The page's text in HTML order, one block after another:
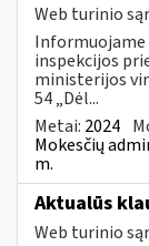
Web turinio
inspekcijos
ministerijos
54 „Dėl...
Metai: 2024
Mokesčių
m.
Aktualūs
Web turinio